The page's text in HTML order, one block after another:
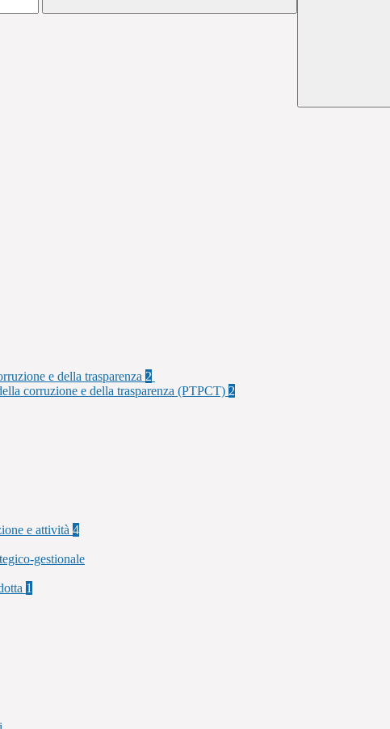
e della trasparenza 2
corruzione e della trasparenza (PTPCT) 2
e attività 4
gestionale
1